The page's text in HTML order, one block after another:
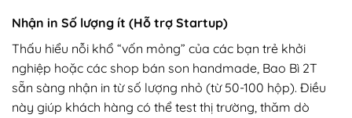
Nhận in Số lượng ít (Hỗ trợ Startup)
Thấu hiểu nỗi khổ “vốn mỏng” của các bạn trẻ khởi
nghiệp hoặc các shop bán son handmade, Bao Bì 2T
sẵn sàng nhận in từ số lượng nhỏ (từ 50-100 hộp). Điều
này giúp khách hàng có thể test thị trường, thăm dò